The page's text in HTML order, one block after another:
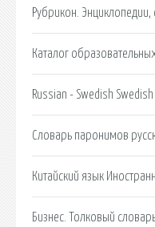
Рубрикон. Энциклопедии,
Каталог
Russian - Swedish
Словарь паронимов
Китайский язык
Бизнес. Толковый